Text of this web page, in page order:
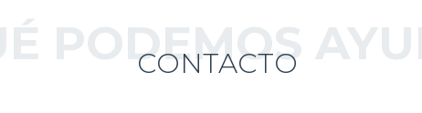
PODEMOS
CONTACTO